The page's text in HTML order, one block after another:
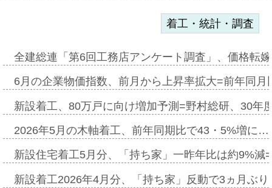
着工・統計・調査
全建総連「第6回工務店アンケート調査」、価格転
6月の企業物価指数、前月から上昇率拡大=前年同
新設着工、80万戸に向け増加予測=野村総研、30年
2026年5月の木軸着工、前年同期比で43・5%増に…
新設住宅着工5月分、「持ち家」一昨年比は約9%
新設着工2026年4月分、「持ち家」反動で3ヵ月ぶ